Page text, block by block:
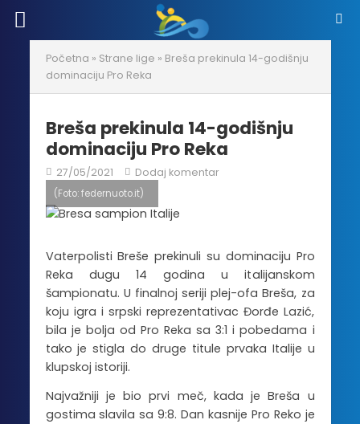
Početna » Strane lige » Breša prekinula 14-godišnju
dominaciju Pro Reka
Breša prekinula 14-godišnju
dominaciju Pro Reka
27/05/2021 Dodaj komentar
(Foto: federnuoto.it)
Vaterpolisti Breše prekinuli su dominaciju Pro
Reka dugu 14 godina u italijanskom
šampionatu. U finalnoj seriji plej-ofa Breša, za
koju igra i srpski reprezentativac Đorđe Lazić,
bila je bolja od Pro Reka sa 3:1 i pobedama i
tako je stigla do druge titule prvaka Italije u
klupskoj istoriji.
Najvažniji je bio prvi meč, kada je Breša u
gostima slavila sa 9:8. Dan kasnije Pro Reko je